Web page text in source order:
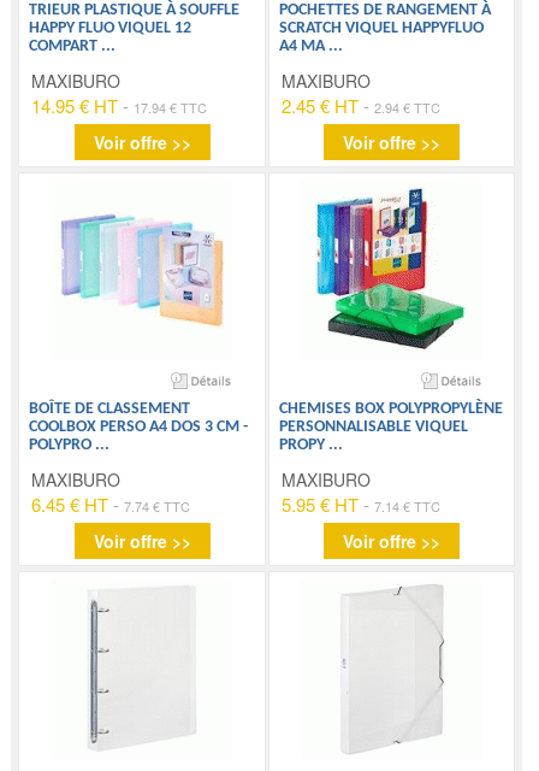
TRIEUR PLASTIQUE À SOUFFLE
HAPPY FLUO VIQUEL 12
COMPART ...
MAXIBURO
14.95 € HT - 17.94 € TTC
Voir offre >>
POCHETTES DE RANGEMENT À
SCRATCH VIQUEL HAPPYFLUO
A4 MA ...
MAXIBURO
2.45 € HT- 2.94 € TTC
Voir offre >>
BOÎTE DE CLASSEMENT
COOLBOX PERSO A4 DOS 3 CM -
POLYPRO ...
MAXIBURO
6.45 € HT -7.74 € TTC
Voir offre >>
CHEMISES BOX POLYPROPYLÈNE
PERSONNALISABLE VIQUEL
PROPY ...
MAXIBURO
5.95 € HT- 7.14 € TTC
Voir offre >>